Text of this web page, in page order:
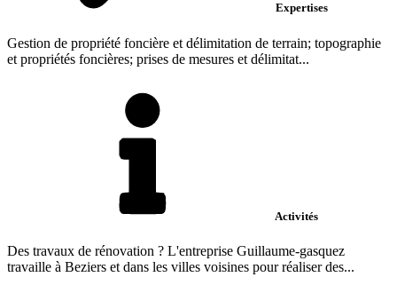
Expertises
Gestion de propriété foncière et délimitation de terrain; topographie
et propriétés foncières; prises de mesures et délimitat...
Activités
Des travaux de rénovation ? L'entreprise Guillaume-gasquez
travaille à Beziers et dans les villes voisines pour réaliser des...